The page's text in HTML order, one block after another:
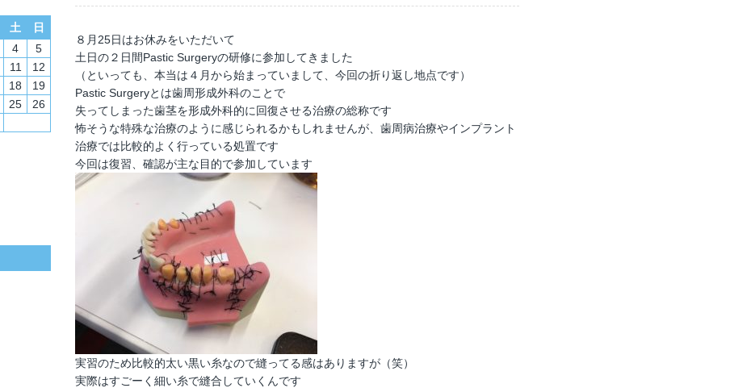
８月25日はお休みをいただいて
土日の２日間Pastic Surgeryの研修に参加してきました
（といっても、本当は４月から始まっていまして、今回の折り返し地点です）
Pastic Surgeryとは歯周形成外科のことで
失ってしまった歯茎を形成外科的に回復させる治療の総称です
怖そうな特殊な治療のように感じられるかもしれませんが、歯周病治療やインプラント
治療では比較的よく行っている処置です
今回は復習、確認が主な目的で参加しています
実習のため比較的太い黒い糸なので縫ってる感はありますが（笑）
実際はすごーく細い糸で縫合していくんです
土
日
4
5
11
12
18
19
25
26